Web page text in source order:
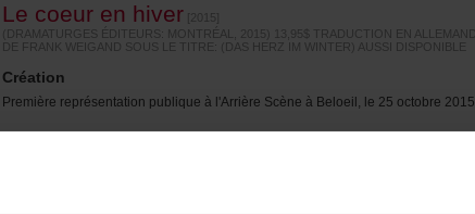
Lecoeurenhiver [2015]
(DRAMATURGESÉDITEURS:MONTRÉAL,2015)13,95$TRADUCTIONENALLEMAND
DEFRANKWEIGANDSOUSLETITRE:(DASHERZIMWINTER)AUSSIDISPONIBLE
Création
Premièrereprésentationpubliqueàl'ArrièreScèneàBeloeil,le25octobre2015